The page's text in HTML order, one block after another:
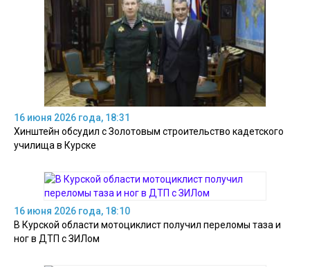
16 июня 2026 года, 18:31
Хинштейн обсудил с Золотовым строительство кадетского
училища в Курске
16 июня 2026 года, 18:10
В Курской области мотоциклист получил переломы таза и
ног в ДТП с ЗИЛом